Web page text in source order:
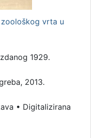
vrta u
1929.
2013.
• Digitalizirana